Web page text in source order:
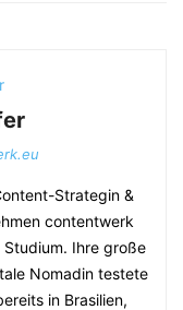
Strategin &
contentwerk
Ihre große
Nomadin testete
in Brasilien,